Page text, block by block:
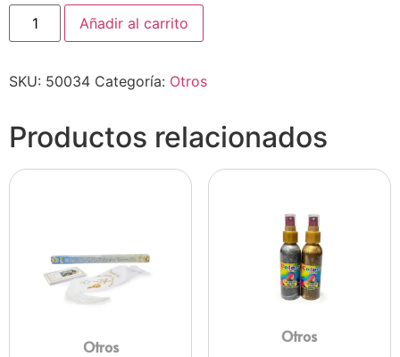
Añadir al carrito
SKU: 50034 Categoría: Otros
Productos relacionados
Otros
Otros